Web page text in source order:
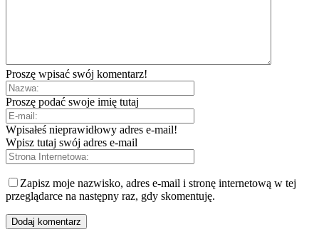
Proszę wpisać swój komentarz!
Proszę podać swoje imię tutaj
Wpisałeś nieprawidłowy adres e-mail!
Wpisz tutaj swój adres e-mail
Zapisz moje nazwisko, adres e-mail i stronę internetową w tej
przeglądarce na następny raz, gdy skomentuję.